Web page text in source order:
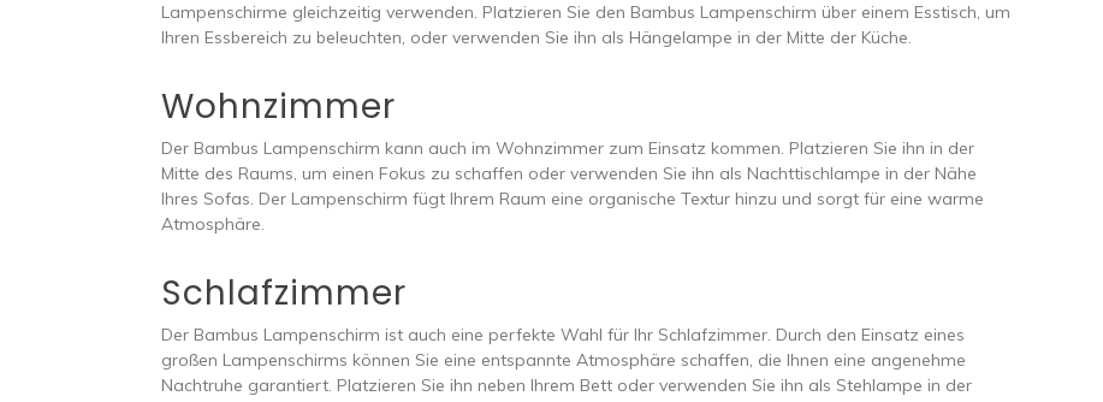
Lampenschirme gleichzeitig verwenden. Platzieren Sie den Bambus Lampenschirm über einem Esstisch, um
Ihren Essbereich zu beleuchten, oder verwenden Sie ihn als Hängelampe in der Mitte der Küche.
Wohnzimmer
Der Bambus Lampenschirm kann auch im Wohnzimmer zum Einsatz kommen. Platzieren Sie ihn in der
Mitte des Raums, um einen Fokus zu schaffen oder verwenden Sie ihn als Nachttischlampe in der Nähe
Ihres Sofas. Der Lampenschirm fügt Ihrem Raum eine organische Textur hinzu und sorgt für eine warme
Atmosphäre.
Schlafzimmer
Der Bambus Lampenschirm ist auch eine perfekte Wahl für Ihr Schlafzimmer. Durch den Einsatz eines
großen Lampenschirms können Sie eine entspannte Atmosphäre schaffen, die Ihnen eine angenehme
Nachtruhe garantiert. Platzieren Sie ihn neben Ihrem Bett oder verwenden Sie ihn als Stehlampe in der